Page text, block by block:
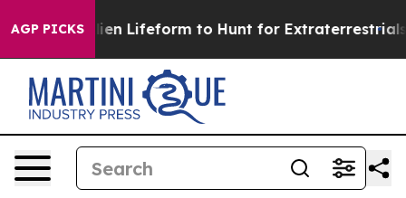
AGP PICKS
Virtual Alien Lifeform to Hunt for Extraterrestrials